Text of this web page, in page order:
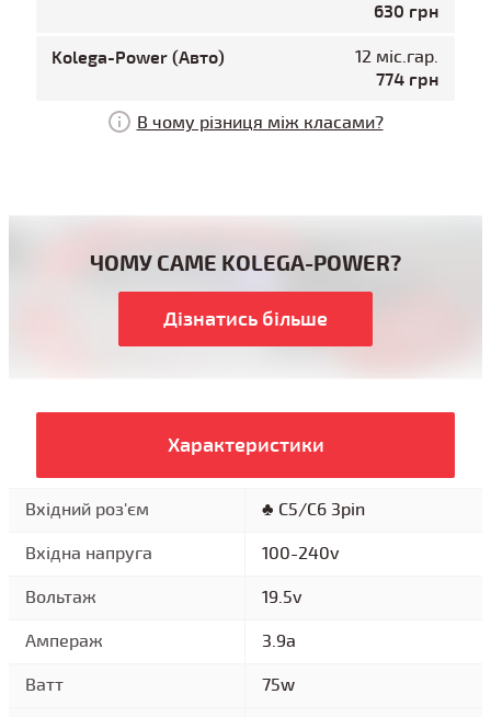
630 грн
Kolega-Power (Авто) 12 міс.гар.
774 грн
В чому різниця між класами?
ЧОМУ САМЕ KOLEGA-POWER?
Дізнатись більше
Характеристики
Вхідний роз'єм
♣ C5/C6 3pin
Вхідна напруга
100-240v
Вольтаж
19.5v
Ампераж
3.9a
Ватт
75w